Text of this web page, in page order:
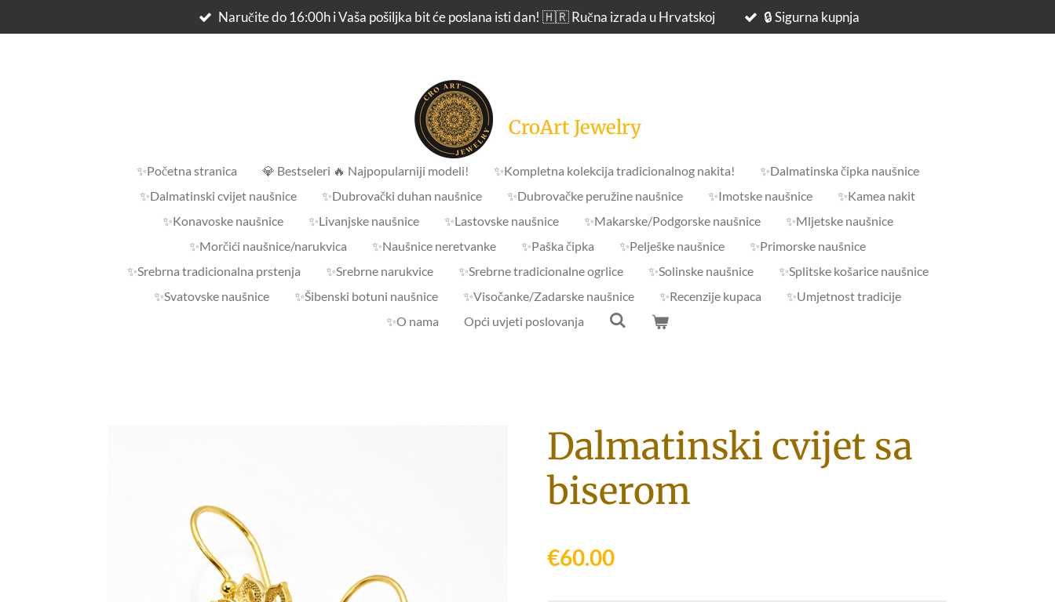
to
Naručite do 16:00h i Vaša pošiljka bit će poslana isti dan! 🇭🇷 Ručna izrada u Hrvatskoj 🔒 Sigurna kupnja
CroArt Jewelry
✨Početna stranica 💎 Bestseleri 🔥 Najpopularniji modeli! ✨Kompletna kolekcija tradicionalnog nakita!
✨Dalmatinska čipka naušnice
✨Dalmatinski cvijet naušnice
✨Dubrovački duhan naušnice ✨Dubrovačke peružine naušnice ✨Imotske naušnice
✨Kamea nakit
✨Konavoske naušnice
✨Livanjske naušnice ✨Lastovske naušnice ✨Makarske/Podgorske naušnice
✨Mljetske naušnice
✨Morčići naušnice/narukvica
✨Naušnice neretvanke ✨Paška čipka ✨Pelješke naušnice
✨Primorske naušnice
✨Srebrna tradicionalna prstenja
✨Srebrne narukvice ✨Srebrne tradicionalne ogrlice ✨Solinske naušnice
✨Splitske košarice naušnice
✨Svatovske naušnice
✨Šibenski botuni naušnice ✨Visočanke/Zadarske naušnice ✨Recenzije kupaca
✨Umjetnost tradicije
✨O nama
Opći uvjeti poslovanja
Dalmatinski cvijet sa
biserom
€60.00